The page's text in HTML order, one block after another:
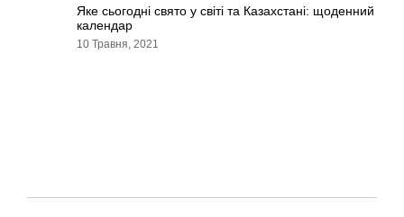
Яке сьогодні свято у світі та Казахстані: щоденний
календар
10 Травня, 2021